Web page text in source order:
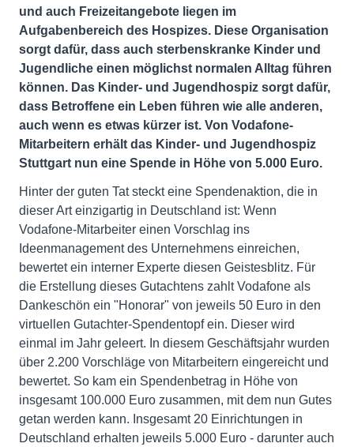
und auch Freizeitangebote liegen im
Aufgabenbereich des Hospizes. Diese Organisation
sorgt dafür, dass auch sterbenskranke Kinder und
Jugendliche einen möglichst normalen Alltag führen
können. Das Kinder- und Jugendhospiz sorgt dafür,
dass Betroffene ein Leben führen wie alle anderen,
auch wenn es etwas kürzer ist. Von Vodafone-
Mitarbeitern erhält das Kinder- und Jugendhospiz
Stuttgart nun eine Spende in Höhe von 5.000 Euro.
Hinter der guten Tat steckt eine Spendenaktion, die in
dieser Art einzigartig in Deutschland ist: Wenn
Vodafone-Mitarbeiter einen Vorschlag ins
Ideenmanagement des Unternehmens einreichen,
bewertet ein interner Experte diesen Geistesblitz. Für
die Erstellung dieses Gutachtens zahlt Vodafone als
Dankeschön ein "Honorar" von jeweils 50 Euro in den
virtuellen Gutachter-Spendentopf ein. Dieser wird
einmal im Jahr geleert. In diesem Geschäftsjahr wurden
über 2.200 Vorschläge von Mitarbeitern eingereicht und
bewertet. So kam ein Spendenbetrag in Höhe von
insgesamt 100.000 Euro zusammen, mit dem nun Gutes
getan werden kann. Insgesamt 20 Einrichtungen in
Deutschland erhalten jeweils 5.000 Euro - darunter auch